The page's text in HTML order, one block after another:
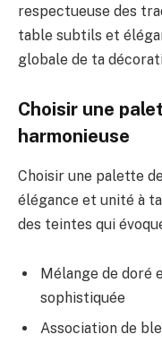
respectueuse des
table subtils et
globale de ta
Choisir une
harmonieuse
Choisir une palette
élégance et unité à
des teintes qui
Mélange de doré
sophistiquée
Association de